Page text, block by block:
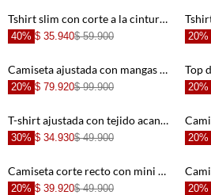
+
+
+
+
Tshirt slim con corte a la cintura en algodón terracota para mujer
40% $ 35.940$ 59.900 20%
Camiseta ajustada con mangas acampanadas en negro para mujer
20% $ 79.920$ 99.900 20%
T-shirt ajustada con tejido acanalado de algodón beige para mujer
30% $ 34.930$ 49.900 20%
Camiseta corte recto con mini grafico en algodón marrón chocolate para mujer
20% $ 39.920$ 49.900 20%